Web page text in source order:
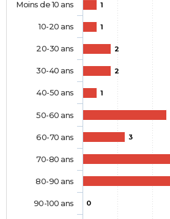
1
1
2
2
1
3
0
Moins de 10 ans
10-20 ans
20-30 ans
30-40 ans
40-50 ans
50-60 ans
60-70 ans
70-80 ans
80-90 ans
90-100 ans